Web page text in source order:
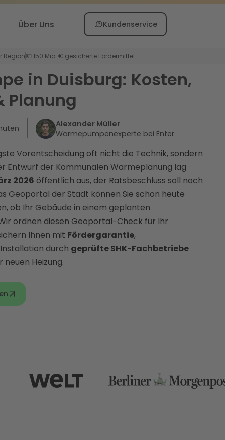
Über Uns Kundenservice
Region💶 150 Mio. € gesicherte Fördermittel
in Duisburg: Kosten,
Planung
Alexander Müller
Wärmepumpenexperte bei Enter
Vorentscheidung oft nicht die Technik, sondern
Entwurf der Kommunalen Wärmeplanung lag
2026 öffentlich aus, der Ratsbeschluss soll noch
Geoportal der Stadt können Sie schon heute
ob Ihr Gebäude in einem geplanten
ordnen diesen Geoportal-Check für Ihr
Ihnen mit Fördergarantie,
durch geprüfte SHK-Fachbetriebe
Heizung.